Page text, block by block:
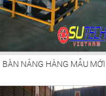
BÀN NÂNG HÀNG MẪU MỚI